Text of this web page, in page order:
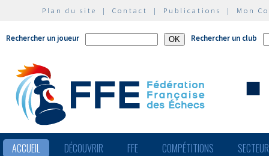
Plan du site | Contact | Publications | Mon
Rechercher un joueur Rechercher un club
ACCUEIL DÉCOUVRIR FFE COMPÉTITIONS